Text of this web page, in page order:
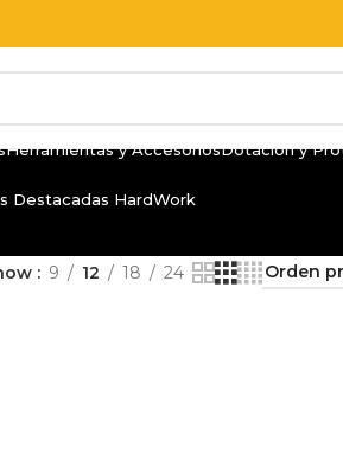
Herramientas y AccesoriosDotación y
Destacadas HardWork
9 12 18 24